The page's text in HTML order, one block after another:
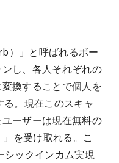
）」と呼ばれるボー
し、各人それぞれの
換することで個人を
。現在このスキャ
ーザーは現在無料の
を受け取れる。こ
シックインカム実現